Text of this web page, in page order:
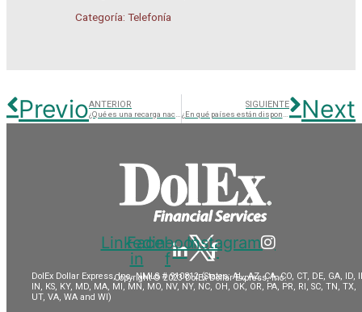
Categoría: Telefonía
PrevioANTERIOR SIGUIENTE Next
Linkedin-
in
Facebook-
f
Instagram
Copyright © 2023 DolEx Dollar Express, Inc.
DolEx Dollar Express, Inc. NMLS # 910812 (States: AL, AZ, CA, CO, CT, DE, GA, ID,
IN, KS, KY, MD, MA, MI, MN, MO, NV, NY, NC, OH, OK, OR, PA, PR, RI, SC, TN, TX,
UT, VA, WA and WI)